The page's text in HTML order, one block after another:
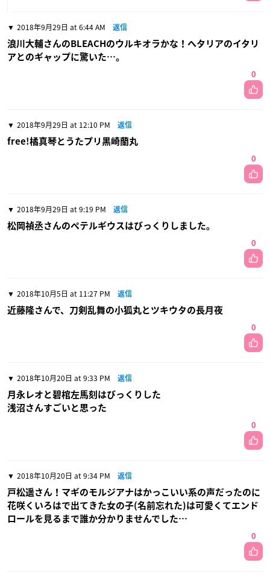
2018年9月29日 at 6:44 AM 返信
浪川大輔さんのBLEACHのウルキオラかな！ヘタリアのイタリ
アとのギャップに驚いた…。
0
2018年9月29日 at 12:10 PM 返信
free!橘真琴とうたプリ黒崎蘭丸
0
2018年9月29日 at 9:19 PM 返信
松岡禎丞さんのペテルギウスはびっくりしました。
0
2018年10月5日 at 11:27 PM 返信
近藤隆さんで、刀剣乱舞の小狐丸とツキウタの長月夜
0
2018年10月20日 at 9:33 PM 返信
月永レオと碧棺左馬刻はびっくりした
浅沼さんすごいと思った
0
2018年10月20日 at 9:34 PM 返信
戸松遥さん！マギのモルジアナはかっこいい系の声だったのに
花咲くいろはで出てきた女の子(名前忘れた)は可愛くてエンド
ロールを見るまで誰か分かりませんでした…
0